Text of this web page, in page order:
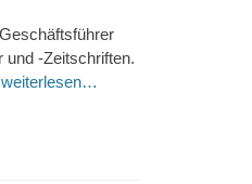
und -Zeitschriften.
weiterlesen…